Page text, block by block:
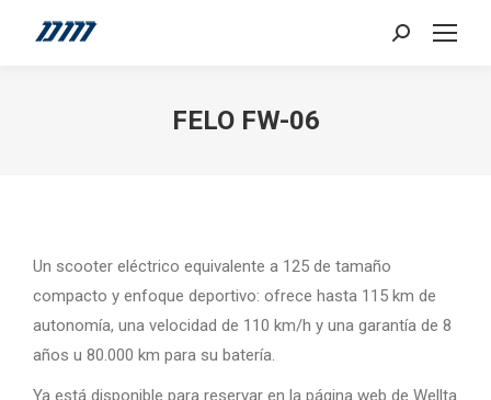
Search:
FELO FW-06
Un scooter eléctrico equivalente a 125 de tamaño
compacto y enfoque deportivo: ofrece hasta 115 km de
autonomía, una velocidad de 110 km/h y una garantía de 8
años u 80.000 km para su batería.
Ya está disponible para reservar en la página web de Wellta